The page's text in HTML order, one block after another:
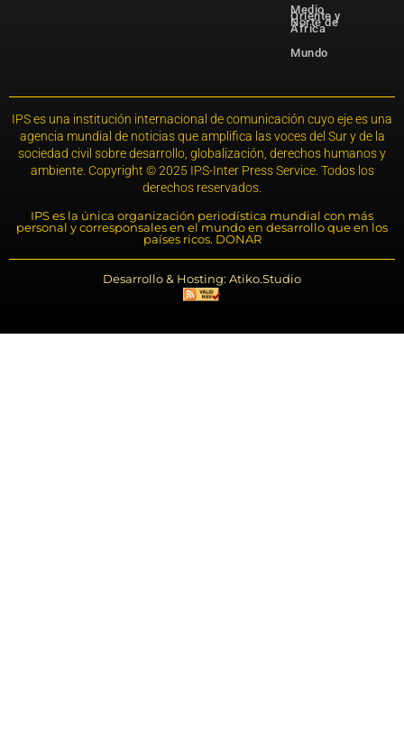
Medio
Oriente y
Norte de
África
Mundo
IPS es una institución internacional de comunicación cuyo eje es una
agencia mundial de noticias que amplifica las voces del Sur y de la
sociedad civil sobre desarrollo, globalización, derechos humanos y
ambiente. Copyright © 2025 IPS-Inter Press Service. Todos los
derechos reservados.
IPS es la única organización periodística mundial con más
personal y corresponsales en el mundo en desarrollo que en los
países ricos. DONAR
Desarrollo & Hosting: Atiko.Studio